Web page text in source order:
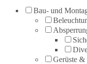
Bau- und
Gerüste &